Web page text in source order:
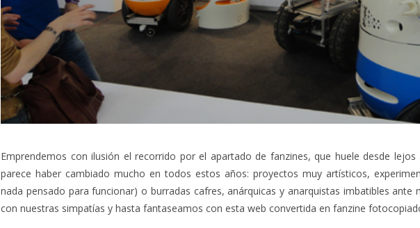
Emprendemos con ilusión el recorrido por el apartado de fanzines, que huele desde
parece haber cambiado mucho en todos estos años: proyectos muy artísticos,
nada pensado para funcionar) o burradas cafres, anárquicas y anarquistas imbatibles ante
con nuestras simpatías y hasta fantaseamos con esta web convertida en fanzine